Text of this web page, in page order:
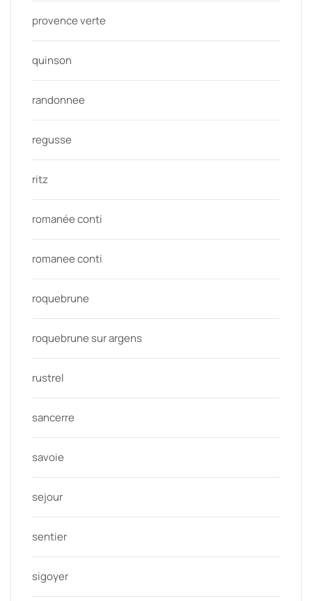
provence verte
quinson
randonnee
regusse
ritz
romanée conti
romanee conti
roquebrune
roquebrune sur argens
rustrel
sancerre
savoie
sejour
sentier
sigoyer